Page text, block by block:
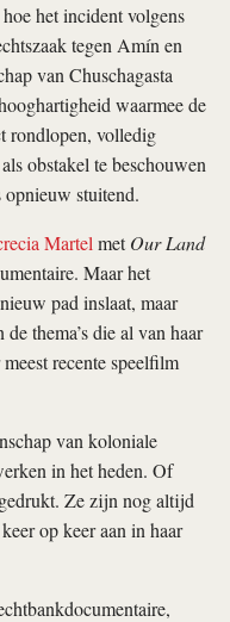
het incident volgens
tegen Amín en
van Chuschagasta
waarmee de
rondlopen, volledig
obstakel te beschouwen
stuitend.
MartelmetOur Land
Maar het
pad inslaat, maar
thema’s die al van haar
recente speelfilm
van koloniale
in het heden. Of
Ze zijn nog altijd
op keer aan in haar